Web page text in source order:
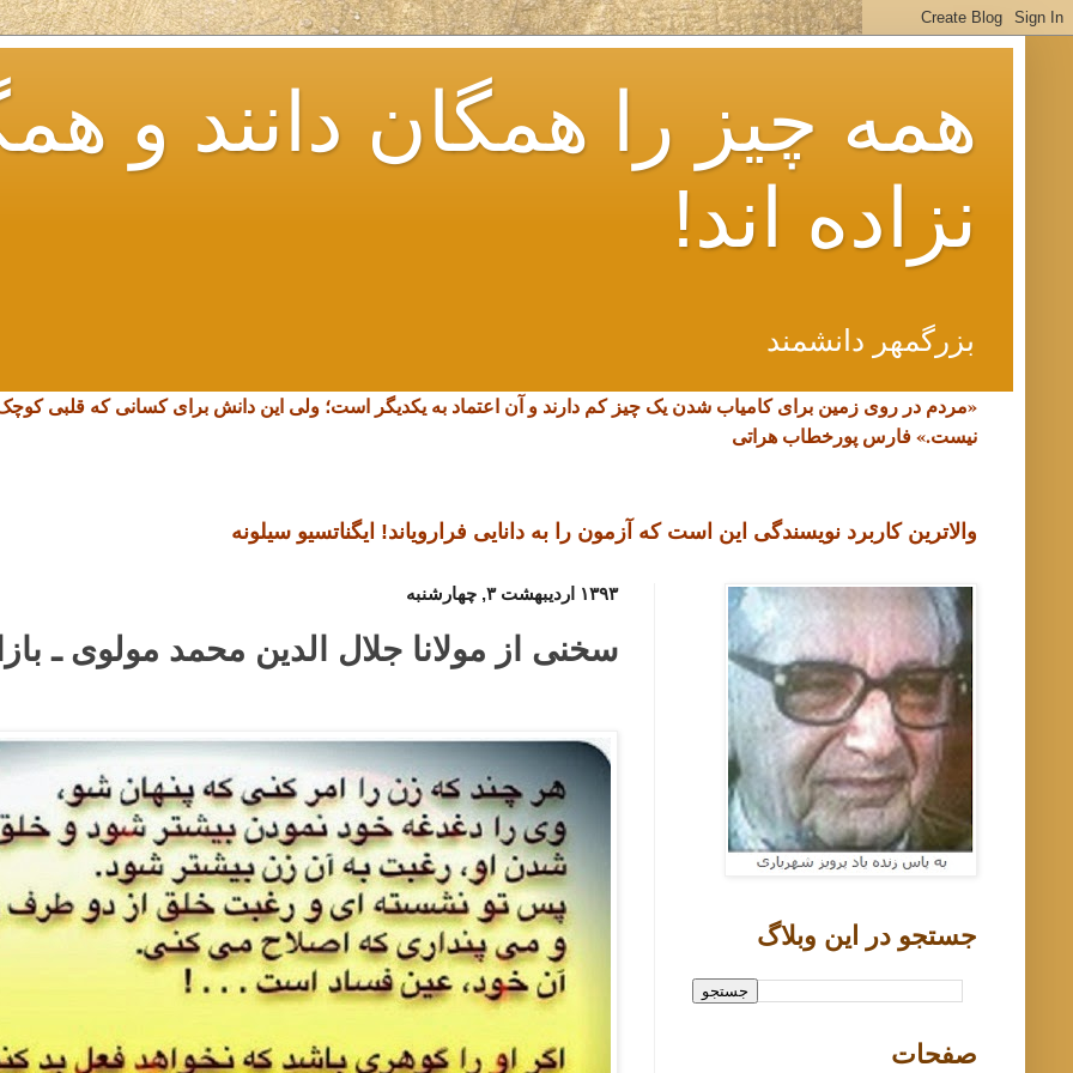
همه چیز را همگان دانند و
نزاده اند!
بزرگمهر دانشمند
«مردم در روی زمین برای کامیاب شدن یک چیز کم دارند و آن اعتماد به یکدیگر است؛ ولی این دانش برای کسانی که قلبی
نیست.» فارس پورخطاب هراتی
والاترین کاربرد نویسندگی این است که آزمون را به دانایی فرارویاند! ایگناتسیو سیلونه
۱۳۹۳ اردیبهشت ۳, چهارشنبه
سخنی از مولانا جلال الدین محمد مولوی ـ
جستجو در اين وبلاگ
صفحات